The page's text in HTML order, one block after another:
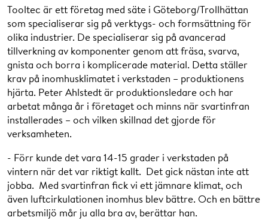
Tooltec är ett företag med säte i Göteborg/Trollhättan
som specialiserar sig på verktygs- och formsättning för
olika industrier. De specialiserar sig på avancerad
tillverkning av komponenter genom att fräsa, svarva,
gnista och borra i komplicerade material. Detta ställer
krav på inomhusklimatet i verkstaden – produktionens
hjärta. Peter Ahlstedt är produktionsledare och har
arbetat många år i företaget och minns när svartinfran
installerades – och vilken skillnad det gjorde för
verksamheten.
- Förr kunde det vara 14-15 grader i verkstaden på
vintern när det var riktigt kallt. Det gick nästan inte att
jobba. Med svartinfran fick vi ett jämnare klimat, och
även luftcirkulationen inomhus blev bättre. Och en bättre
arbetsmiljö mår ju alla bra av, berättar han.